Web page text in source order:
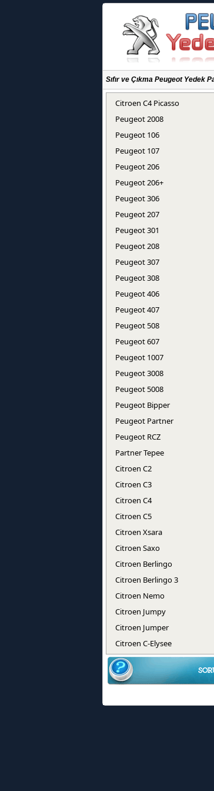
Sıfır ve Çıkma Peugeot Yedek
Citroen C4 Picasso
Peugeot 2008
Peugeot 106
Peugeot 107
Peugeot 206
Peugeot 206+
Peugeot 306
Peugeot 207
Peugeot 301
Peugeot 208
Peugeot 307
Peugeot 308
Peugeot 406
Peugeot 407
Peugeot 508
Peugeot 607
Peugeot 1007
Peugeot 3008
Peugeot 5008
Peugeot Bipper
Peugeot Partner
Peugeot RCZ
Partner Tepee
Citroen C2
Citroen C3
Citroen C4
Citroen C5
Citroen Xsara
Citroen Saxo
Citroen Berlingo
Citroen Berlingo 3
Citroen Nemo
Citroen Jumpy
Citroen Jumper
Citroen C-Elysee